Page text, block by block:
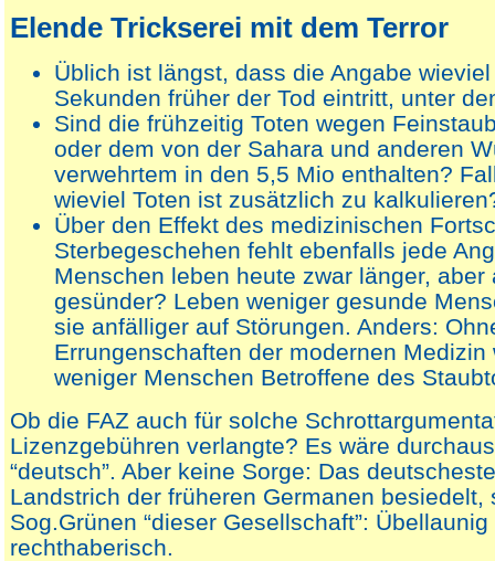
Elende Trickserei mit dem Terror
Üblich ist längst, dass die Angabe
Sekunden früher der Tod eintritt, unter
Sind die frühzeitig Toten wegen
oder dem von der Sahara und anderen
verwehrtem in den 5,5 Mio enthalten?
wieviel Toten ist zusätzlich zu
Über den Effekt des medizinischen
Sterbegeschehen fehlt ebenfalls jede
Menschen leben heute zwar länger,
gesünder? Leben weniger gesunde
sie anfälliger auf Störungen. Anders:
Errungenschaften der modernen Medizin
weniger Menschen Betroffene des
Ob die FAZ auch für solche
Lizenzgebühren verlangte? Es wäre
“deutsch”. Aber keine Sorge: Das
Landstrich der früheren Germanen besiedelt,
Sog.Grünen “dieser Gesellschaft”: Übellaunig
rechthaberisch.